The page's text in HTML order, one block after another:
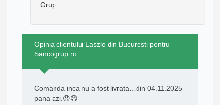
Grup
Opinia clientului Laszlo din Bucuresti pentru
Sancogrup.ro
Comanda inca nu a fost livrata…din 04.11.2025
pana azi.😞😞